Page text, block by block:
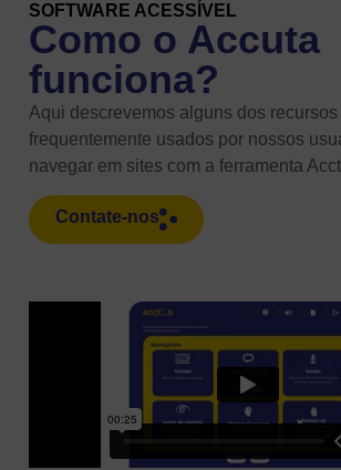
SOFTWARE ACESSÍVEL
Como o Accuta
funciona?
Aqui descrevemos alguns dos recursos
frequentemente usados ​​por nossos
navegar em sites com a ferramenta
Contate-nos